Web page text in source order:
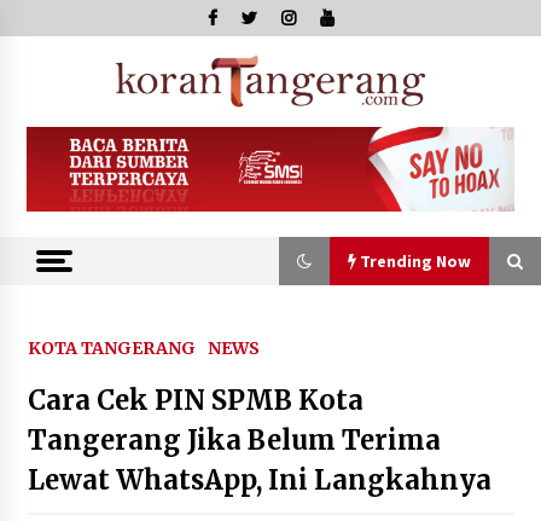
to
Trending Now
Kejari Kota Tangerang Bongkar
Korupsi Rp5,49 Miliar: Sewa Pesawat
Fiktif, Eks VP Angkasa Pura Kargo
Ditahan
KOTA TANGERANG NEWS
Cara Cek PIN SPMB Kota
Tangerang Jika Belum Terima
Lewat WhatsApp, Ini Langkahnya